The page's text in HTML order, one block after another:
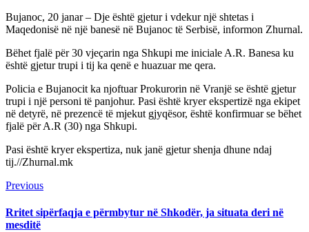
Bujanoc, 20 janar – Dje është gjetur i vdekur një shtetas i
Maqedonisë në një banesë në Bujanoc të Serbisë, informon Zhurnal.
Bëhet fjalë për 30 vjeçarin nga Shkupi me iniciale A.R. Banesa ku
është gjetur trupi i tij ka qenë e huazuar me qera.
Policia e Bujanocit ka njoftuar Prokurorin në Vranjë se është gjetur
trupi i një personi të panjohur. Pasi është kryer ekspertizë nga ekipet
në detyrë, në prezencë të mjekut gjyqësor, është konfirmuar se bëhet
fjalë për A.R (30) nga Shkupi.
Pasi është kryer ekspertiza, nuk janë gjetur shenja dhune ndaj
tij.//Zhurnal.mk
Continue
Reading
PreviousPrevious
Rritet sipërfaqja e përmbytur në Shkodër, ja situata deri në
mesditë